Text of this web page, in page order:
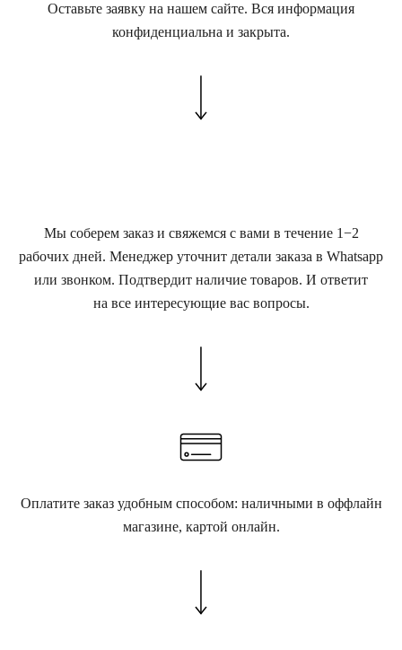
Оставьте заявку на нашем сайте. Вся информация
конфиденциальна и закрыта.
Мы соберем заказ и свяжемся с вами в течение 1−2
рабочих дней. Менеджер уточнит детали заказа в Whatsapp
или звонком. Подтвердит наличие товаров. И ответит
на все интересующие вас вопросы.
Оплатите заказ удобным способом: наличными в оффлайн
магазине, картой онлайн.